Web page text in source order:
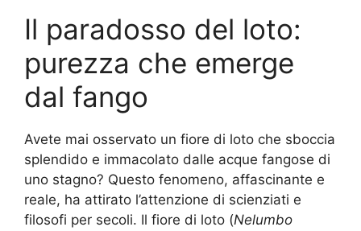
Il paradosso del loto:
purezza che emerge
dal fango
Avete mai osservato un fiore di loto che sboccia
splendido e immacolato dalle acque fangose di
uno stagno? Questo fenomeno, affascinante e
reale, ha attirato l’attenzione di scienziati e
filosofi per secoli. Il fiore di loto (Nelumbo